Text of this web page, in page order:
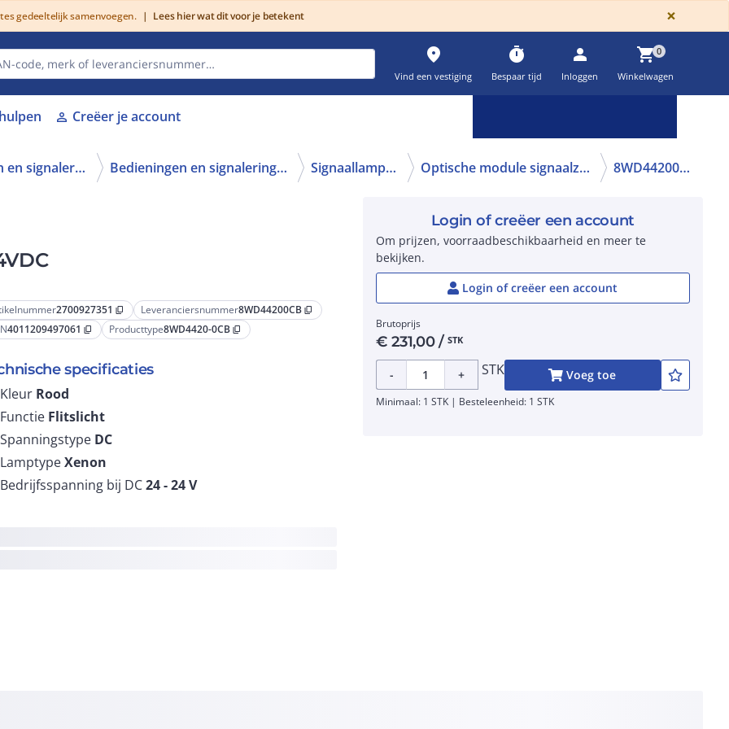
gedeeltelijk samenvoegen. | Lees hier wat dit voor je betekent ×
place
Vind een vestiging
timer
Bespaar tijd
person
Inloggen
shopping_cart0
Winkelwagen
person Creëer je account
Schakelen, bedienen en signaleren Bedieningen en signaleringen Signaallampen Optische module signaalzuil 8WD44200CB
2700927351 content_copy Leveranciersnummer8WD44200CB content_copy
4011209497061 content_copy Producttype8WD4420-0CB content_copy
specificaties
Kleur Rood
Functie Flitslicht
Spanningstype DC
LamptypeXenon
Bedrijfsspanning bij DC24 - 24V
Login of creëer een account
Om prijzen, voorraadbeschikbaarheid en meer te
bekijken.
Login of creëer een account
Brutoprijs
€231,00/ STK
- + STK Voeg toe
Minimaal: 1 STK | Besteleenheid: 1 STK